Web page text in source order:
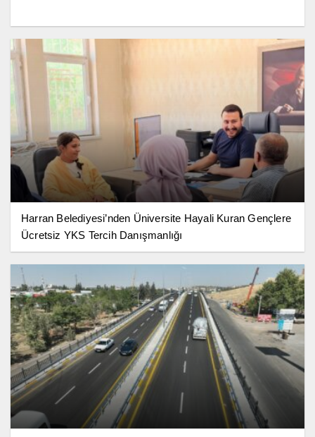
Harran Belediyesi’nden Üniversite Hayali Kuran Gençlere
Ücretsiz YKS Tercih Danışmanlığı